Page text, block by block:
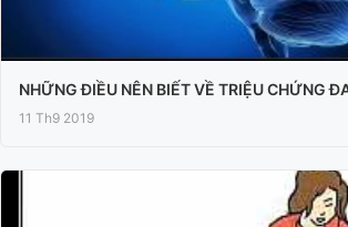
NHỮNG ĐIỀU NÊN BIẾT VỀ TRIỆU CHỨNG
11 Th9 2019